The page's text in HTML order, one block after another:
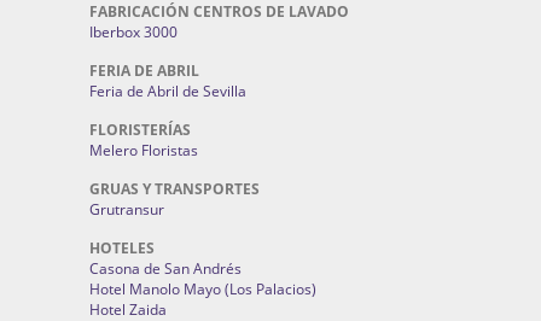
FABRICACIÓN CENTROS DE LAVADO
Iberbox 3000
FERIA DE ABRIL
Feria de Abril de Sevilla
FLORISTERÍAS
Melero Floristas
GRUAS Y TRANSPORTES
Grutransur
HOTELES
Casona de San Andrés
Hotel Manolo Mayo (Los Palacios)
Hotel Zaida